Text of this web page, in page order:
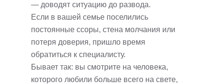
— доводят ситуацию до развода.
Если в вашей семье поселились
постоянные ссоры, стена молчания или
потеря доверия, пришло время
обратиться к специалисту.
Бывает так: вы смотрите на человека,
которого любили больше всего на свете,